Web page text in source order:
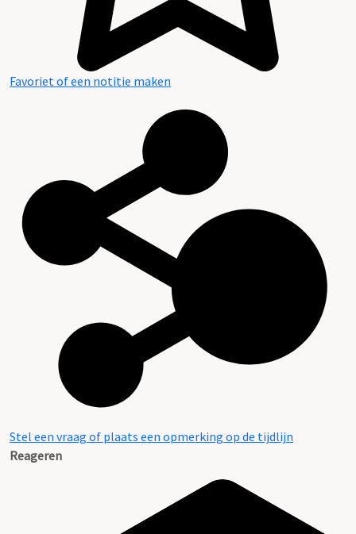
Favoriet of een notitie maken
Stel een vraag of plaats een opmerking op de tijdlijn
Reageren